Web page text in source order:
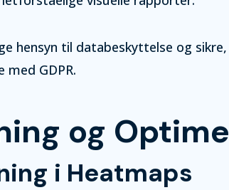
hensyn til databeskyttelse og
med GDPR.
og
i Heatmaps